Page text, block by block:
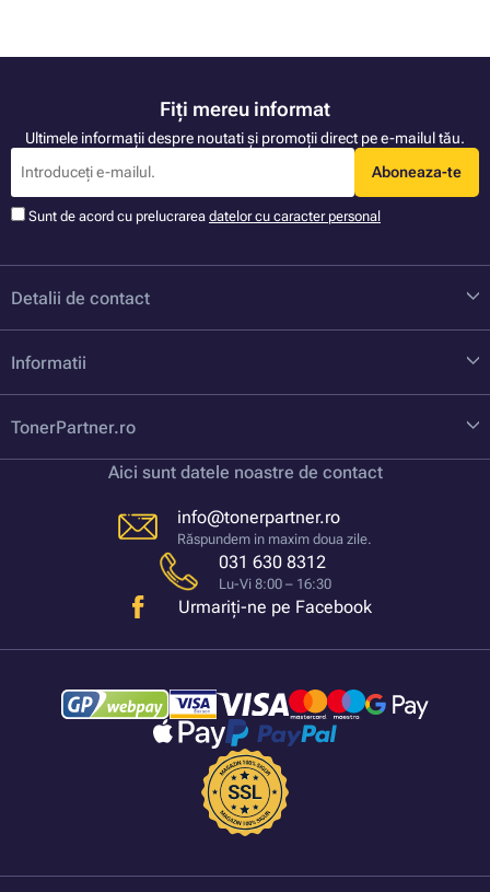
Fiți mereu informat
Ultimele informații despre noutati și promoții direct pe e-mailul tău.
Aboneaza-te
Sunt de acord cu prelucrarea datelor cu caracter personal
Detalii de contact
Informatii
TonerPartner.ro
Aici sunt datele noastre de contact
info@tonerpartner.ro
Răspundem in maxim doua zile.
031 630 8312
Lu-Vi 8:00 – 16:30
Urmariți-ne pe Facebook